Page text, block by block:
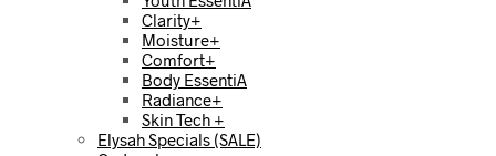
Clarity+
Moisture+
Comfort+
Body EssentiA
Radiance+
Skin Tech +
Elysah Specials (SALE)